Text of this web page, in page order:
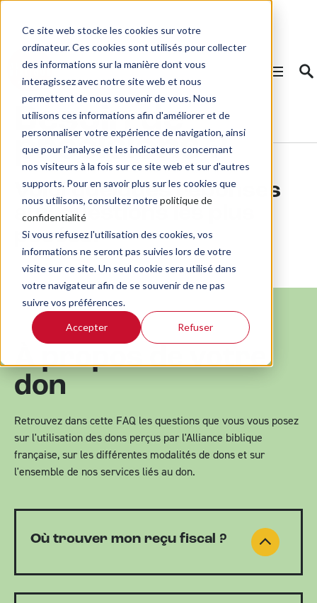
Ce site web stocke les cookies sur votre
ordinateur. Ces cookies sont utilisés pour collecter
des informations sur la manière dont vous
interagissez avec notre site web et nous
permettent de nous souvenir de vous. Nous
utilisons ces informations afin d'améliorer et de
personnaliser votre expérience de navigation, ainsi
que pour l'analyse et les indicateurs concernant
nos visiteurs à la fois sur ce site web et sur d'autres
supports. Pour en savoir plus sur les cookies que
nous utilisons, consultez notrepolitique de
confidentialité
Si vous refusez l'utilisation des cookies, vos
informations ne seront pas suivies lors de votre
visite sur ce site. Un seul cookie sera utilisé dans
votre navigateur afin de se souvenir de ne pas
suivre vos préférences.
Accepter Refuser
Besoin de
précisions ?
Voici quelques réponses
aux questions les plus
posées.
À propos de votre
don
Retrouvez dans cette FAQ les questions que vous vous posez
sur l'utilisation des dons perçus par l'Alliance biblique
française, sur les différentes modalités de dons et sur
l'ensemble de nos services liés au don.
Où trouver mon reçu fiscal ?